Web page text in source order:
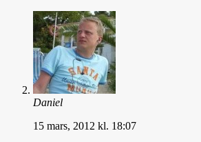
Daniel
15 mars, 2012 kl. 18:07